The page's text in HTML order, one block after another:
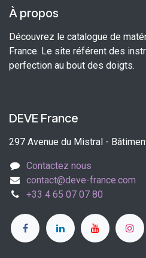
À propos
Découvrez le catalogue de
France. Le site référent des
perfection au bout des doigts.
DEVE France
297 Avenue du Mistral -
Contactez nous
contact@deve-france.com
+33 4 65 07 07 80